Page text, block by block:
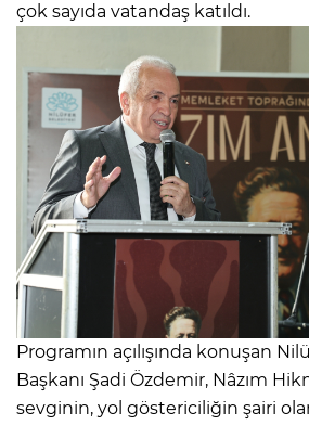
çok sayıda vatandaş katıldı.
Programın açılışında konuşan
Başkanı Şadi Özdemir, Nâzım
sevginin, yol göstericiliğin şairi